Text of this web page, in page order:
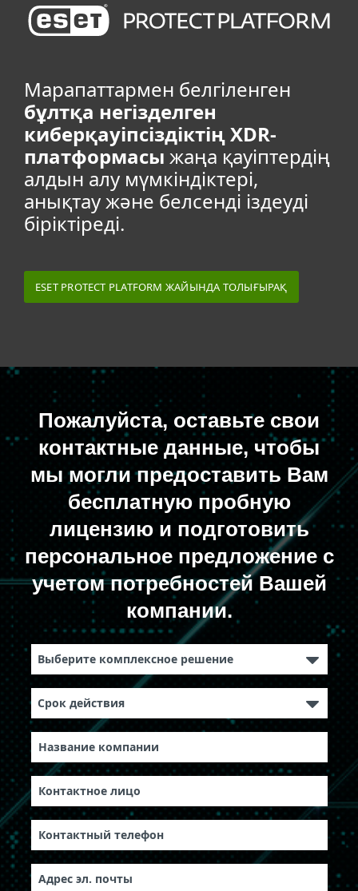
Марапаттармен белгіленген
бұлтқа негізделген
киберқауіпсіздіктің XDR-
платформасы жаңа қауіптердің
алдын алу мүмкіндіктері,
анықтау және белсенді іздеуді
біріктіреді.
ESET PROTECT PLATFORM ЖАЙЫНДА ТОЛЫҒЫРАҚ